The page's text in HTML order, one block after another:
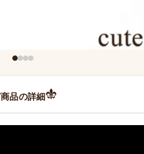
商品の詳細